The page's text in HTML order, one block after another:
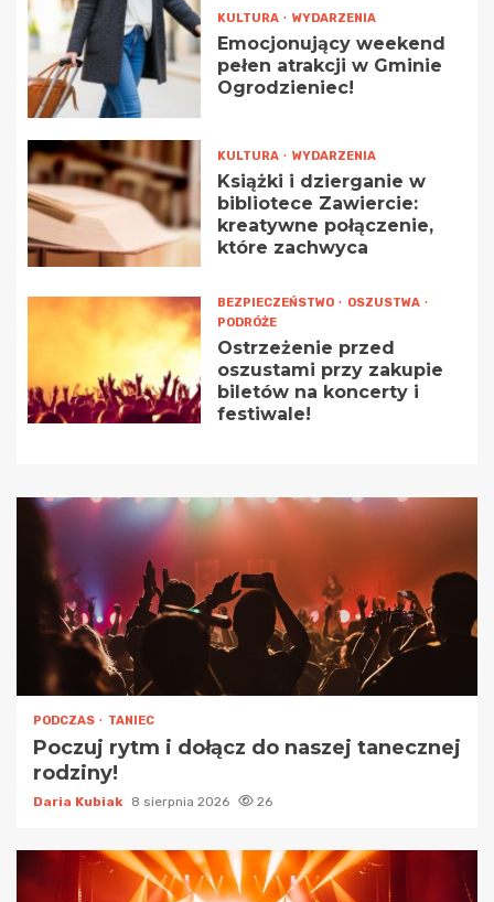
KULTURA WYDARZENIA
Emocjonujący weekend
pełen atrakcji w Gminie
Ogrodzieniec!
KULTURA WYDARZENIA
Książki i dzierganie w
bibliotece Zawiercie:
kreatywne połączenie,
które zachwyca
BEZPIECZEŃSTWO
OSZUSTWA
PODRÓŻE
Ostrzeżenie przed
oszustami przy zakupie
biletów na koncerty i
festiwale!
PODCZAS TANIEC
Poczuj rytm i dołącz do naszej tanecznej
rodziny!
Daria Kubiak 8 sierpnia 2026 26